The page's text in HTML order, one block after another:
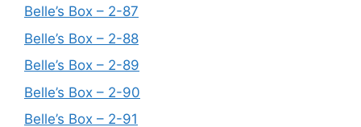
Belle’s Box – 2-87
Belle’s Box – 2-88
Belle’s Box – 2-89
Belle’s Box – 2-90
Belle’s Box – 2-91